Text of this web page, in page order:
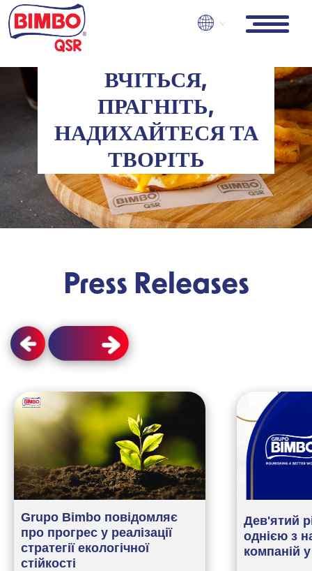
Skip
to
main
ВЧІТЬСЯ,
ПРАГНІТЬ,
НАДИХАЙТЕСЯ ТА
ТВОРІТЬ
Press Releases
Grupo Bimbo повідомляє
про прогрес у реалізації
стратегії екологічної
стійкості
Дев'ятий
однією з
компаній у